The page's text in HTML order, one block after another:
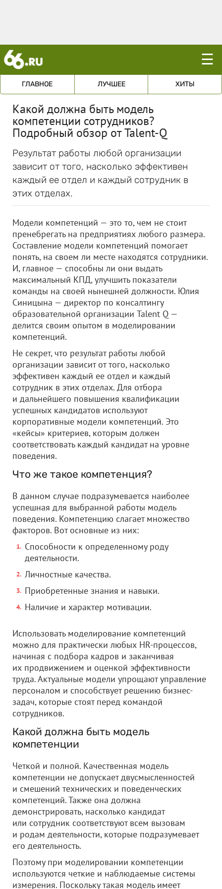
☰
ГЛАВНОЕ ЛУЧШЕЕ ХИТЫ
Какой должна быть модель
компетенции сотрудников?
Подробный обзор от Talent-Q
Результат работы любой организации
зависит от того, насколько эффективен
каждый ее отдел и каждый сотрудник в
этих отделах.
Модели компетенций — это то, чем не стоит
пренебрегать на предприятиях любого размера.
Составление модели компетенций помогает
понять, на своем ли месте находятся сотрудники.
И, главное — способны ли они выдать
максимальный КПД, улучшить показатели
команды на своей нынешней должности. Юлия
Синицына — директор по консалтингу
образовательной организации Talent Q —
делится своим опытом в моделировании
компетенций.
Не секрет, что результат работы любой
организации зависит от того, насколько
эффективен каждый ее отдел и каждый
сотрудник в этих отделах. Для отбора
и дальнейшего повышения квалификации
успешных кандидатов используют
корпоративные модели компетенций. Это
«кейсы» критериев, которым должен
соответствовать каждый кандидат на уровне
поведения.
Что же такое компетенция?
В данном случае подразумевается наиболее
успешная для выбранной работы модель
поведения. Компетенцию слагает множество
факторов. Вот основные из них:
Способности к определенному роду
деятельности.
Личностные качества.
Приобретенные знания и навыки.
Наличие и характер мотивации.
Использовать моделирование компетенций
можно для практически любых HR-процессов,
начиная с подбора кадров и заканчивая
их продвижением и оценкой эффективности
труда. Актуальные модели упрощают управление
персоналом и способствует решению бизнес-
задач, которые стоят перед командой
сотрудников.
Какой должна быть модель
компетенции
Четкой и полной. Качественная модель
компетенции не допускает двусмысленностей
и смешений технических и поведенческих
компетенций. Также она должна
демонстрировать, насколько кандидат
или сотрудник соответствуют всем вызовам
и родам деятельности, которые подразумевает
его деятельность.
Поэтому при моделировании компетенции
используются четкие и наблюдаемые системы
измерения. Поскольку такая модель имеет